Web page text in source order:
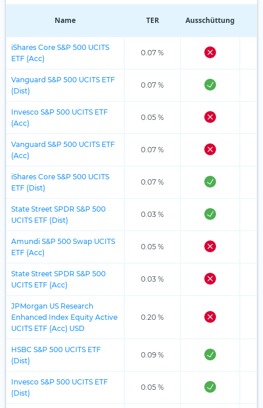
Name TER Ausschüttung
iShares Core S&P 500 UCITS
ETF (Acc)
0.07 %
Vanguard S&P 500 UCITS ETF
(Dist)
0.07 %
Invesco S&P 500 UCITS ETF
(Acc)
0.05 %
Vanguard S&P 500 UCITS ETF
(Acc)
0.07 %
iShares Core S&P 500 UCITS
ETF (Dist)
0.07 %
State Street SPDR S&P 500
UCITS ETF (Dist)
0.03 %
Amundi S&P 500 Swap UCITS
ETF (Acc)
0.05 %
State Street SPDR S&P 500
UCITS ETF (Acc)
0.03 %
JPMorgan US Research
Enhanced Index Equity Active
UCITS ETF (Acc) USD
0.20 %
HSBC S&P 500 UCITS ETF
(Dist)
0.09 %
Invesco S&P 500 UCITS ETF
(Dist)
0.05 %